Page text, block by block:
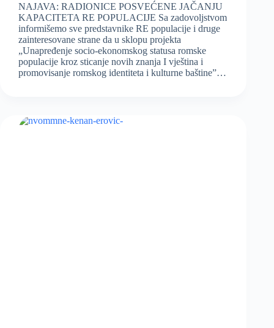
NAJAVA: RADIONICE POSVEĆENE JAČANJU
KAPACITETA RE POPULACIJE Sa zadovoljstvom
informišemo sve predstavnike RE populacije i druge
zainteresovane strane da u sklopu projekta
„Unapređenje socio-ekonomskog statusa romske
populacije kroz sticanje novih znanja I vještina i
promovisanje romskog identiteta i kulturne baštine”…